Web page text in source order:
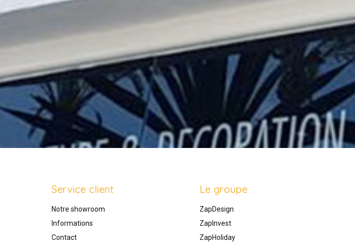
Service client
Notre showroom
Informations
Contact
Le groupe
ZapDesign
ZapInvest
ZapHoliday